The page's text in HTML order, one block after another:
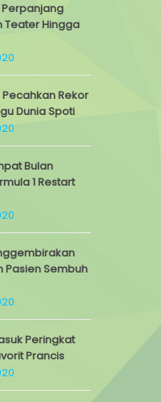
Teater Hingga
Pecahkan Rekor
Dunia Spoti
Bulan
1 Restart
Pasien Sembuh
Peringkat
Prancis